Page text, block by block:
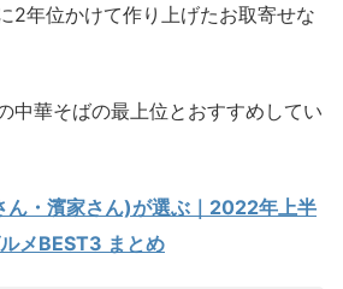
2年位かけて作り上げたお取寄せな
中華そばの最上位とおすすめしてい
・濱家さん)が選ぶ｜2022年上半
メBEST3 まとめ